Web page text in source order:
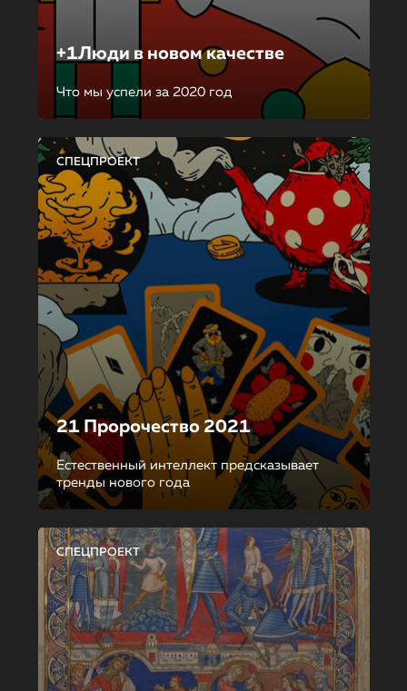
+1Люди в новом качестве
Что мы успели за 2020 год
СПЕЦПРОЕКТ
21 Пророчество 2021
Естественный интеллект предсказывает
тренды нового года
СПЕЦПРОЕКТ